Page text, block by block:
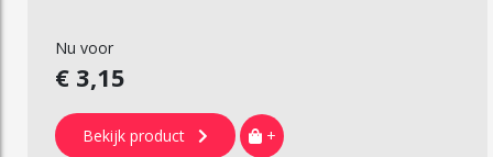
Nu voor
€ 3,15
Bekijk product +